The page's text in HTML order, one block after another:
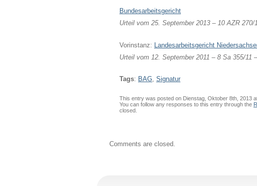
Bundesarbeitsgericht
Urteil vom 25. September 2013 – 10 AZR 270/
Vorinstanz: Landesarbeitsgericht
Urteil vom 12. September 2011 – 8 Sa 355/11 –
Tags: BAG, Signatur
This entry was posted on Dienstag, Oktober 8th, 2013
You can follow any responses to this entry through the
closed.
Comments are closed.